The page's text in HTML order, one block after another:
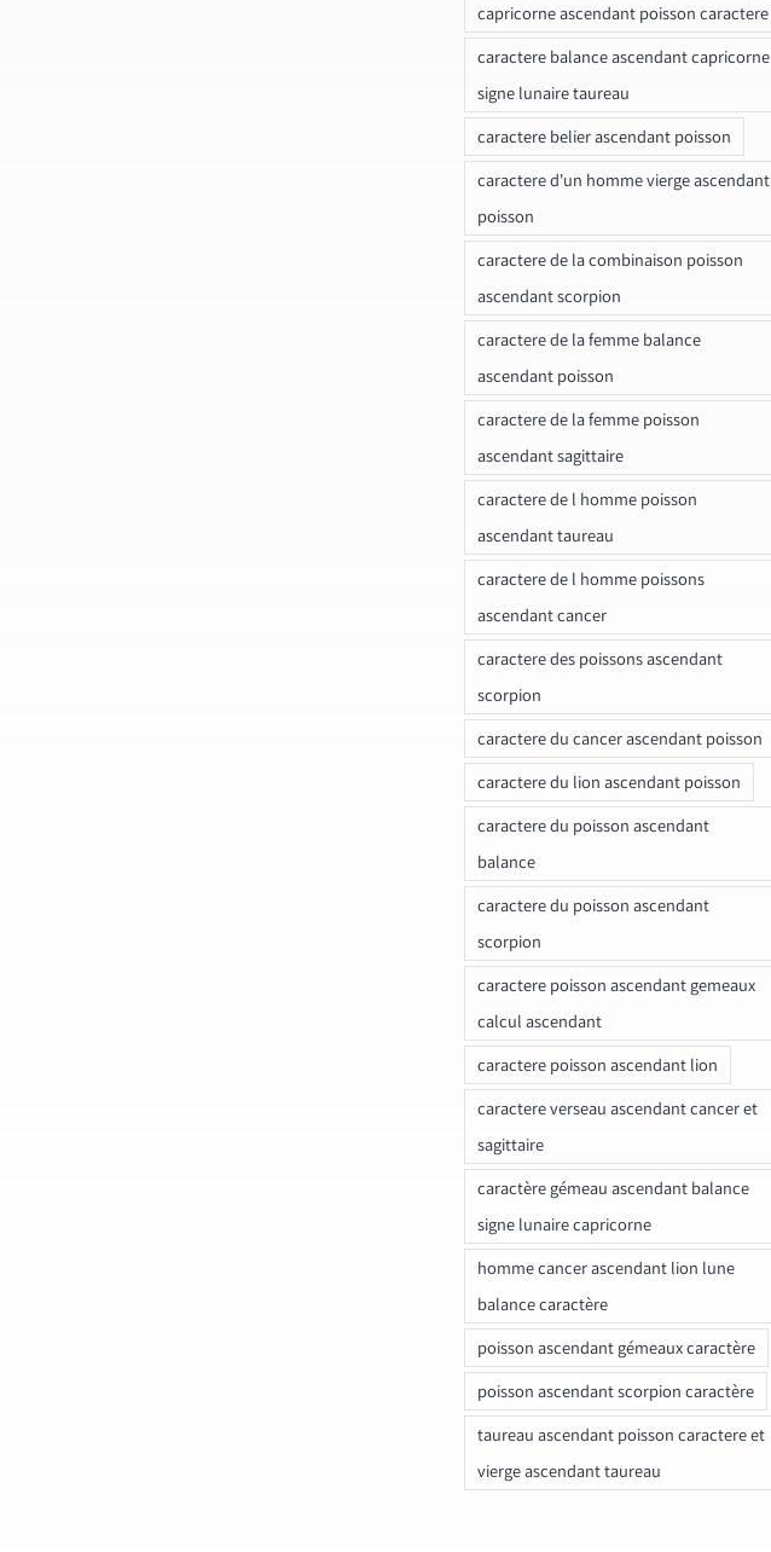
capricorne ascendant poisson caractere
caractere balance ascendant capricorne
signe lunaire taureau
caractere belier ascendant poisson
caractere d'un homme vierge ascendant
poisson
caractere de la combinaison poisson
ascendant scorpion
caractere de la femme balance
ascendant poisson
caractere de la femme poisson
ascendant sagittaire
caractere de l homme poisson
ascendant taureau
caractere de l homme poissons
ascendant cancer
caractere des poissons ascendant
scorpion
caractere du cancer ascendant poisson
caractere du lion ascendant poisson
caractere du poisson ascendant
balance
caractere du poisson ascendant
scorpion
caractere poisson ascendant gemeaux
calcul ascendant
caractere poisson ascendant lion
caractere verseau ascendant cancer et
sagittaire
caractère gémeau ascendant balance
signe lunaire capricorne
homme cancer ascendant lion lune
balance caractère
poisson ascendant gémeaux caractère
poisson ascendant scorpion caractère
taureau ascendant poisson caractere et
vierge ascendant taureau